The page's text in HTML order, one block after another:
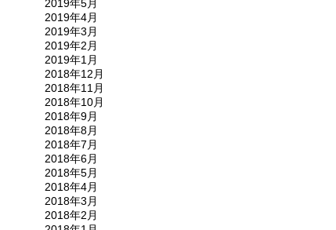
2019年5月
2019年4月
2019年3月
2019年2月
2019年1月
2018年12月
2018年11月
2018年10月
2018年9月
2018年8月
2018年7月
2018年6月
2018年5月
2018年4月
2018年3月
2018年2月